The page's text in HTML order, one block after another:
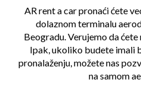
AR rent a car pronaći ćete
dolaznom terminalu
Beogradu. Verujemo da
Ipak, ukoliko budete imali
pronalaženju, možete nas
na samom